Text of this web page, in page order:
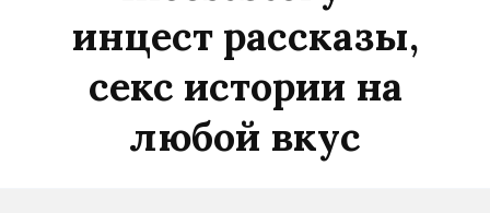
инцест рассказы,
секс истории на
любой вкус